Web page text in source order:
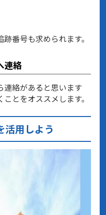
番号も求められます。
連絡
連絡があると思います
とをオススメします。
活用しよう